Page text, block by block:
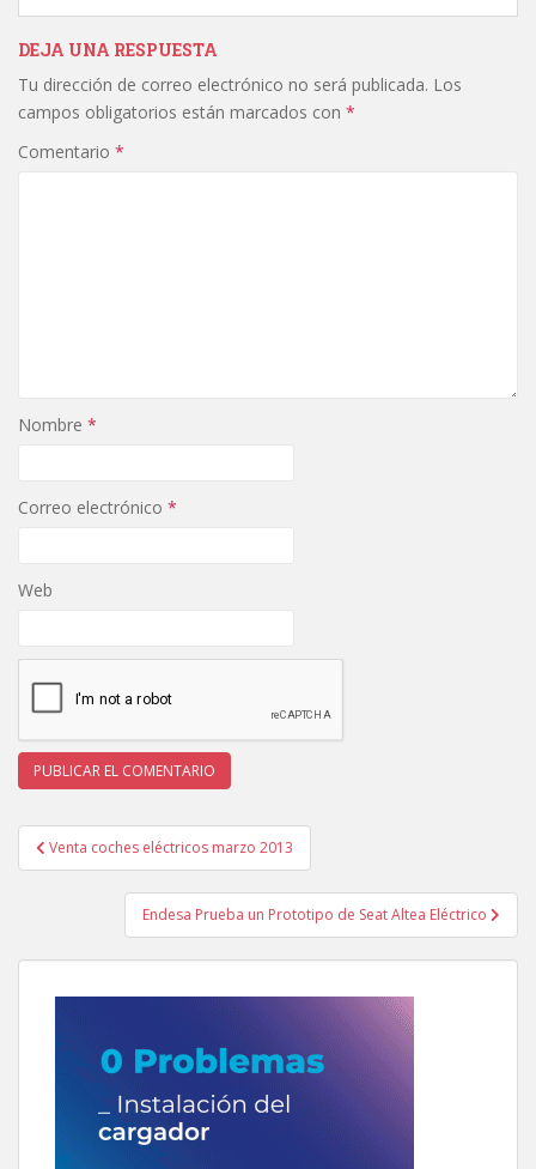
DEJA UNA RESPUESTA
Tu dirección de correo electrónico no será publicada. Los
campos obligatorios están marcados con *
Comentario *
Nombre *
Correo electrónico *
Web
Navegación
de
entradas
Venta coches eléctricos marzo 2013
Endesa Prueba un Prototipo de Seat Altea Eléctrico